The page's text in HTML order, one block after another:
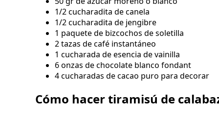
1/2 cucharadita de canela
1/2 cucharadita de jengibre
1 paquete de bizcochos de soletilla
2 tazas de café instantáneo
1 cucharada de esencia de vainilla
6 onzas de chocolate blanco fondant
4 cucharadas de cacao puro para decorar
Cómo hacer tiramisú de